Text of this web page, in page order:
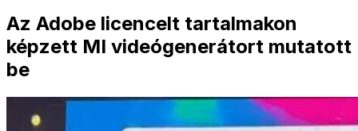
Az Adobe licencelt tartalmakon
képzett MI videógenerátort mutatott
be